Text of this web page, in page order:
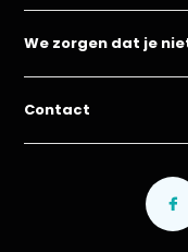
We zorgen dat je
Contact